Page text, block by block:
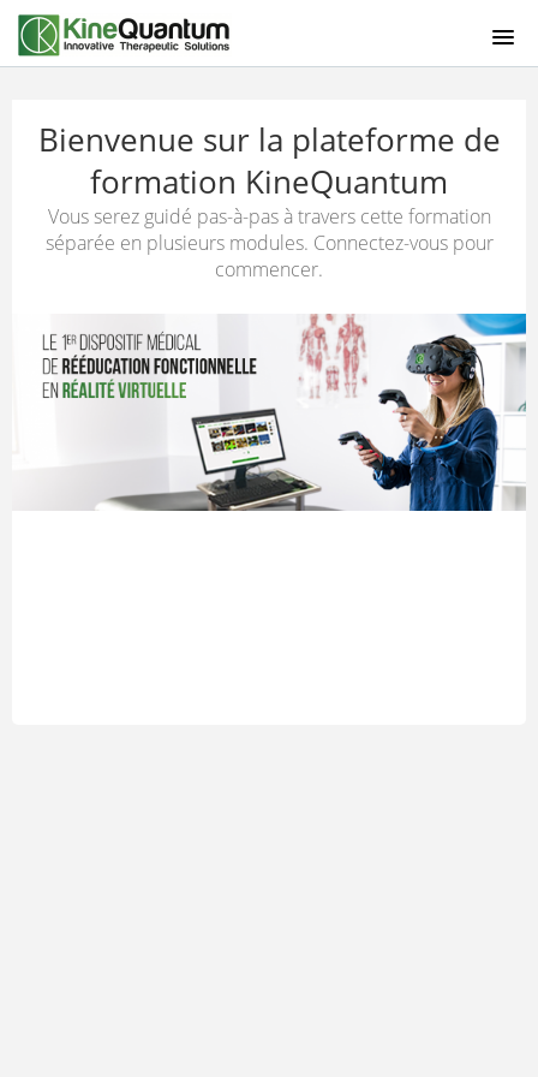
CONNEXION
Bienvenue sur la plateforme de
formation KineQuantum
Vous serez guidé pas-à-pas à travers cette formation
séparée en plusieurs modules. Connectez-vous pour
commencer.